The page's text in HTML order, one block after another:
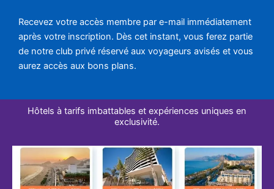
Recevez votre accès membre par e-mail immédiatement
après votre inscription. Dès cet instant, vous ferez partie
de notre club privé réservé aux voyageurs avisés et vous
aurez accès aux bons plans.
Hôtels à tarifs imbattables et expériences uniques en
exclusivité.